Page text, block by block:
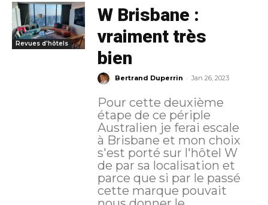
Revues d'hôtels
W Brisbane :
vraiment très
bien
Bertrand Duperrin - Jan 26, 2023
Pour cette deuxième
étape de ce périple
Australien je ferai escale
à Brisbane et mon choix
s'est porté sur l'hôtel W
de par sa localisation et
parce que si par le passé
cette marque pouvait